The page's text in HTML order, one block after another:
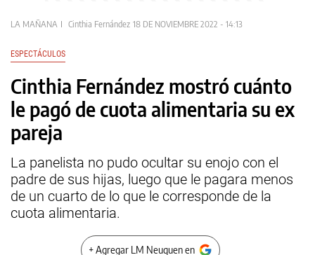
LA MAÑANA Cinthia Fernández 18 DE NOVIEMBRE 2022 - 14:13
ESPECTÁCULOS
Cinthia Fernández mostró cuánto
le pagó de cuota alimentaria su ex
pareja
La panelista no pudo ocultar su enojo con el
padre de sus hijas, luego que le pagara menos
de un cuarto de lo que le corresponde de la
cuota alimentaria.
+ Agregar LM Neuquen en